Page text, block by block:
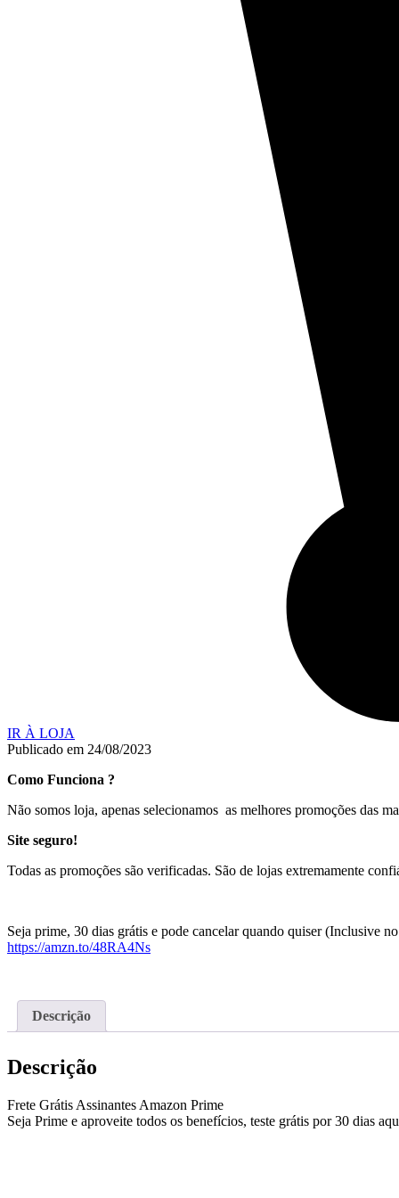
IR À LOJA
Publicado em 24/08/2023
Como Funciona ?
Não somos loja, apenas selecionamos as melhores promoções das
Site seguro!
Todas as promoções são verificadas. São de lojas extremamente
Seja prime, 30 dias grátis e pode cancelar quando quiser (Inclusive
https://amzn.to/48RA4Ns
Descrição
Descrição
Frete Grátis Assinantes Amazon Prime
Seja Prime e aproveite todos os benefícios, teste grátis por 30 dias